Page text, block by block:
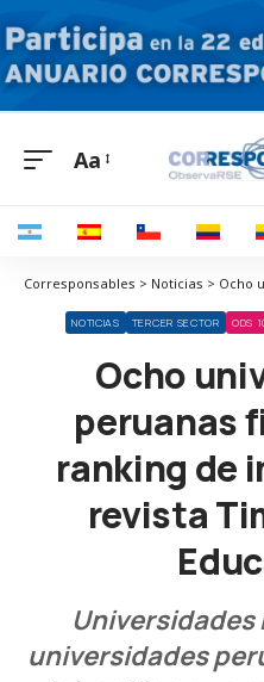
Aa
NOTICIAS TERCER SECTOR ODS
Ocho
peruanas
ranking de
revista
Universidades
universidades